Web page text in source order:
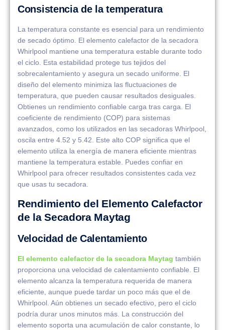
Consistencia de la temperatura
La temperatura constante es esencial para un rendimiento
de secado óptimo. El elemento calefactor de la secadora
Whirlpool mantiene una temperatura estable durante todo
el ciclo. Esta estabilidad protege tus tejidos del
sobrecalentamiento y asegura un secado uniforme. El
diseño del elemento minimiza las fluctuaciones de
temperatura, que pueden causar resultados desiguales.
Obtienes un rendimiento confiable carga tras carga. El
coeficiente de rendimiento (COP) para sistemas
avanzados, como los utilizados en las secadoras Whirlpool,
oscila entre 4.52 y 5.42. Este alto COP significa que el
elemento utiliza la energía de manera eficiente mientras
mantiene la temperatura estable. Puedes confiar en
Whirlpool para ofrecer resultados consistentes cada vez
que usas tu secadora.
Rendimiento del Elemento Calefactor
de la Secadora Maytag
Velocidad de Calentamiento
El elemento calefactor de la secadora Maytag también
proporciona una velocidad de calentamiento confiable. El
elemento alcanza la temperatura requerida de manera
eficiente, aunque puede tardar un poco más que el de
Whirlpool. Aún obtienes un secado efectivo, pero el ciclo
podría durar unos minutos más. La construcción del
elemento soporta una acumulación de calor constante, lo